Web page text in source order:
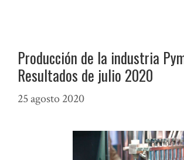
Producción de la industria
Resultados de julio 2020
25 agosto 2020